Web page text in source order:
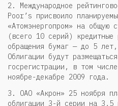
2. Международное
Poor’s присвоило
«Атомэнергопром» на общую
(всего 10 серий) кредитные
обращения бумаг — до 5
Облигации будут
госрегистрации, в том
ноябре-декабре 2009 года.
3. ОАО «Акрон» 25 ноября
облигации 3-й серии на 3,5